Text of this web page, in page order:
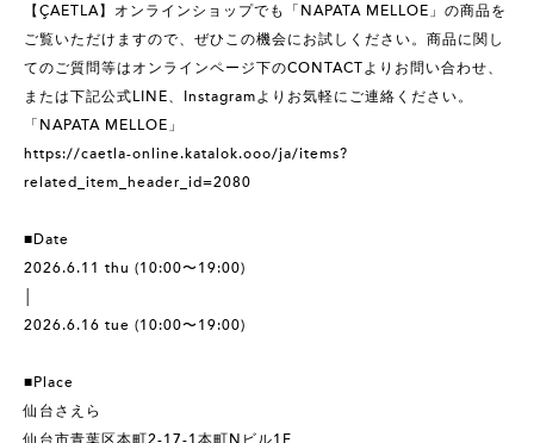
【ÇAETLA】オンラインショップでも「NAPATA MELLOE」の商品を
ご覧いただけますので、ぜひこの機会にお試しください。商品に関し
てのご質問等はオンラインページ下のCONTACTよりお問い合わせ、
または下記公式LINE、Instagramよりお気軽にご連絡ください。
「NAPATA MELLOE」
https://caetla-online.katalok.ooo/ja/items?
related_item_header_id=2080
■Date
2026.6.11 thu (10:00〜19:00)
2026.6.16 tue (10:00〜19:00)
■Place
仙台さえら
仙台市青葉区本町2-17-1本町Nビル1F